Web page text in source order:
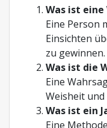
Was ist
Eine Person
Einsichten
zu gewinnen.
Was ist die
Eine
Weisheit
Was ist ein
Eine